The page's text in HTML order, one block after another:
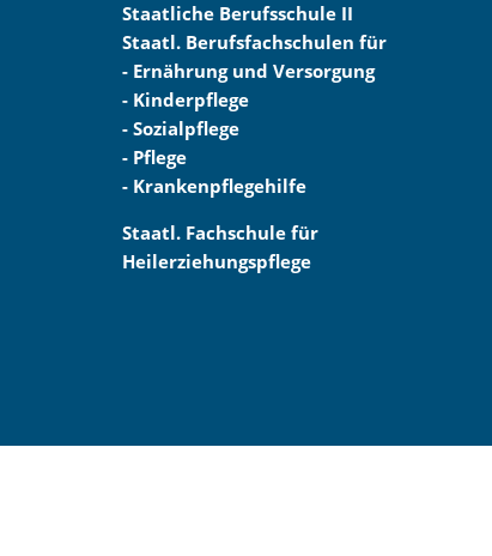
Staatliche Berufsschule II
Staatl. Berufsfachschulen für
- Ernährung und Versorgung
- Kinderpflege
- Sozialpflege
- Pflege
- Krankenpflegehilfe
Staatl. Fachschule für
Heilerziehungspflege